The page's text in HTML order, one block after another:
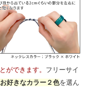
ができます。 フリーサイ
お好きなカラー２色を選ん